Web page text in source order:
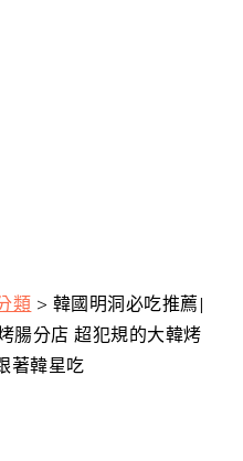
類 > 韓國明洞必吃推薦|
腸分店 超犯規的大韓烤
著韓星吃